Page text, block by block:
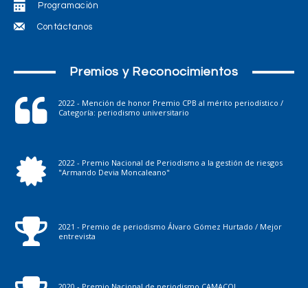
Programación
Contáctanos
Premios y Reconocimientos
2022 - Mención de honor Premio CPB al mérito periodístico /
Categoría: periodismo universitario
2022 - Premio Nacional de Periodismo a la gestión de riesgos
"Armando Devia Moncaleano"
2021 - Premio de periodismo Álvaro Gómez Hurtado / Mejor
entrevista